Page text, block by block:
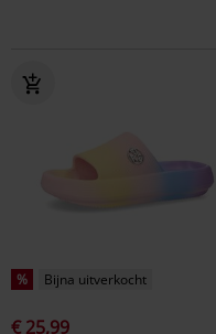
% Bijna uitverkocht
€ 25,99